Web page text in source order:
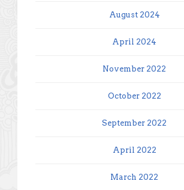
August 2024
April 2024
November 2022
October 2022
September 2022
April 2022
March 2022